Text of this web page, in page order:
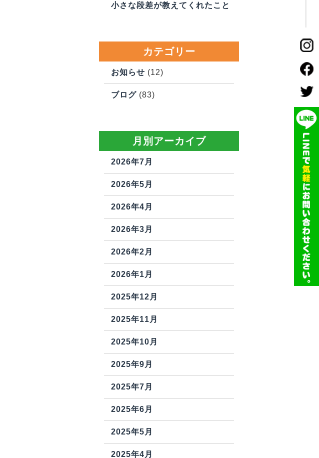
小さな段差が教えてくれたこと
カテゴリー
お知らせ (12)
ブログ (83)
月別アーカイブ
2026年7月
2026年5月
2026年4月
2026年3月
2026年2月
2026年1月
2025年12月
2025年11月
2025年10月
2025年9月
2025年7月
2025年6月
2025年5月
2025年4月